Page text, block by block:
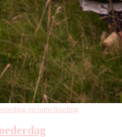
en ontwikkeling